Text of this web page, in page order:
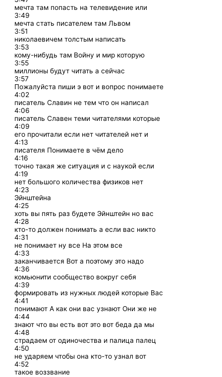
мечта там попасть на телевидение или
3:49
мечта стать писателем там Львом
3:51
николаевичем толстым написать
3:53
кому-нибудь там Войну и мир которую
3:55
миллионы будут читать а сейчас
3:57
Пожалуйста пиши э вот и вопрос понимаете
4:02
писатель Славин не тем что он написал
4:06
писатель Славен теми читателями которые
4:09
его прочитали если нет читателей нет и
4:13
писателя Понимаете в чём дело
4:16
точно такая же ситуация и с наукой если
4:19
нет большого количества физиков нет
4:23
Эйнштейна
4:25
хоть вы пять раз будете Эйнштейн но вас
4:28
кто-то должен понимать а если вас никто
4:31
не понимает ну все На этом все
4:33
заканчивается Вот а поэтому это надо
4:36
комьюнити сообщество вокруг себя
4:39
формировать из нужных людей которые Вас
4:41
понимают А как они вас узнают Они же не
4:44
знают что вы есть вот это вот беда да мы
4:48
страдаем от одиночества и палица палец
4:50
не ударяем чтобы она кто-то узнал вот
4:52
такое воззвание